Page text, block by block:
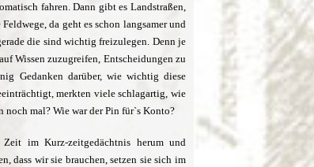
fahren. Dann gibt es Landstraßen,
da geht es schon langsamer und
die sind wichtig freizulegen. Denn je
Wissen zuzugreifen, Entscheidungen zu
Gedanken darüber, wie wichtig diese
merkten viele schlagartig, wie
mal? Wie war der Pin für`s Konto?
im Kurz-zeitgedächtnis herum und
dass wir sie brauchen, setzen sie sich im